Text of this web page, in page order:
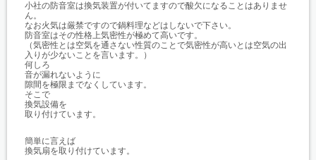
小社の防音室は換気装置が付いてますので酸欠になることはありませ
ん。
なお火気は厳禁ですので鍋料理などはしないで下さい。
防音室はその性格上気密性が極めて高いです。
（気密性とは空気を通さない性質のことで気密性が高いとは空気の出
入りが少ないことを言います。）
何しろ
音が漏れないように
隙間を極限までなくしています。
そこで
換気設備を
取り付けています。
簡単に言えば
換気扇を取り付けています。